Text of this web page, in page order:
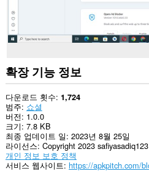
확장 기능 정보
다운로드 횟수 1,724
범주 쇼셜
버전 1.0.0
크기 7.8 KB
최종 업데이트 일 2023년 8월 25일
라이선스 Copyright 2023 safiyasadiq123
개인 정보 보호 정책
서비스 웹사이트